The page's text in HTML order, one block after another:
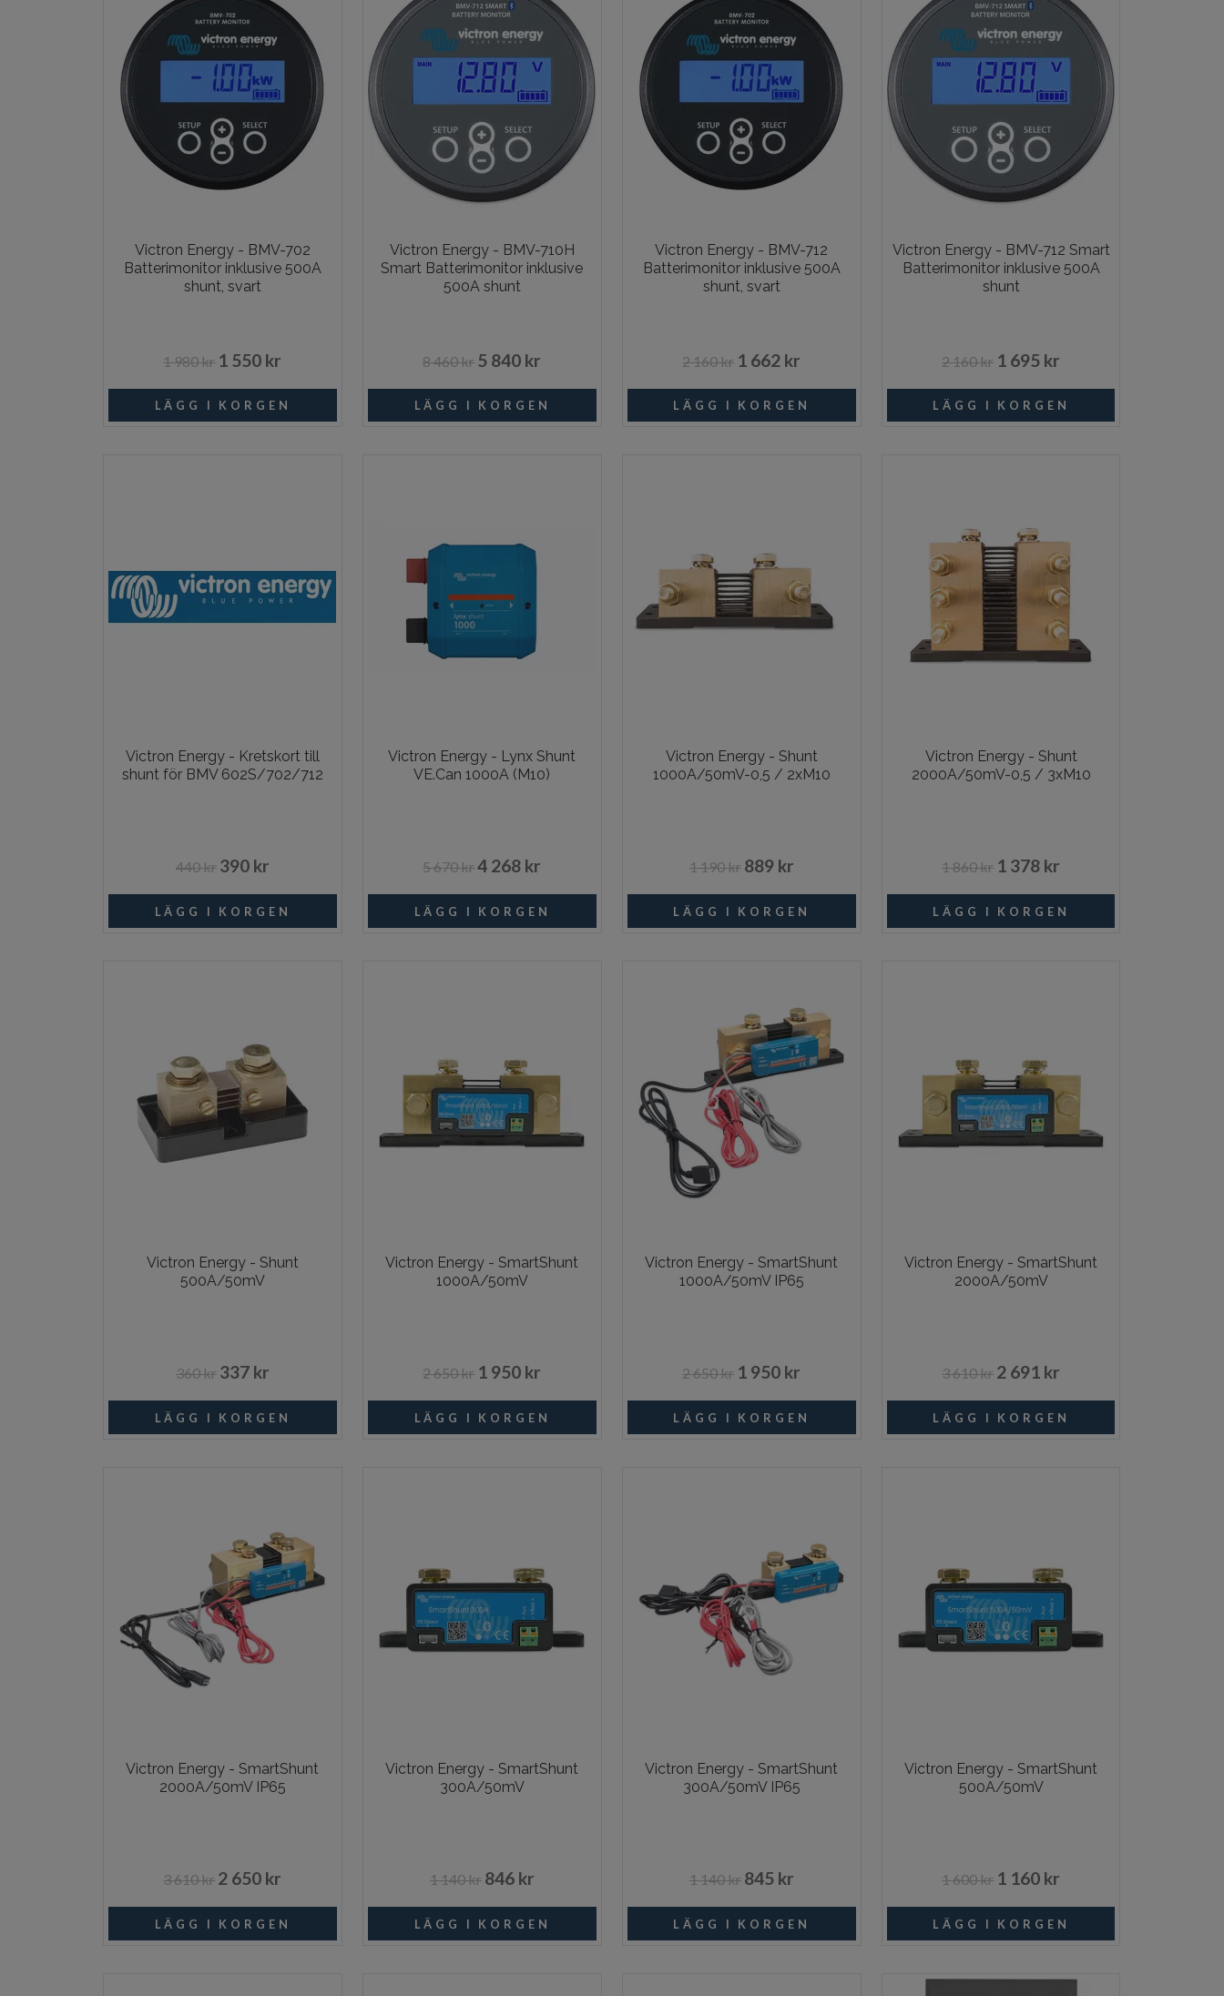
Victron Energy - BMV-702
Batterimonitor inklusive 500A
shunt, svart
1 980 kr 1 550 kr
Beställningsvara
Victron Energy - BMV-710H
Smart Batterimonitor inklusive
500A shunt
8 460 kr 5 840 kr
Beställningsvara
Victron Energy - BMV-712
Batterimonitor inklusive 500A
shunt, svart
2 160 kr 1 662 kr
I lager
Victron Energy - BMV-712 Smart
Batterimonitor inklusive 500A
shunt
2 160 kr 1 695 kr
I lager
Victron Energy - Kretskort till
shunt för BMV 602S/702/712
440 kr 390 kr
I lager
Victron Energy - Lynx Shunt
VE.Can 1000A (M10)
5 670 kr4 268 kr
Beställningsvara
Victron Energy - Shunt
1000A/50mV-0,5 / 2xM10
1 190 kr 889 kr
Beställningsvara
Victron Energy - Shunt
2000A/50mV-0,5 / 3xM10
1 860 kr 1 378 kr
Beställningsvara
Victron Energy - Shunt
500A/50mV
360 kr 337 kr
Beställningsvara
Victron Energy - SmartShunt
1000A/50mV
2 650 kr 1 950 kr
Beställningsvara
Victron Energy - SmartShunt
1000A/50mV IP65
2 650 kr 1 950 kr
I lager
Victron Energy - SmartShunt
2000A/50mV
3 610 kr 2 691 kr
Beställningsvara
Victron Energy - SmartShunt
2000A/50mV IP65
3 610 kr 2 650 kr
Beställningsvara
Victron Energy - SmartShunt
300A/50mV
1 140 kr 846 kr
I lager
Victron Energy - SmartShunt
300A/50mV IP65
1 140 kr 845 kr
Beställningsvara
Victron Energy - SmartShunt
500A/50mV
1 600 kr 1 160 kr
I lager